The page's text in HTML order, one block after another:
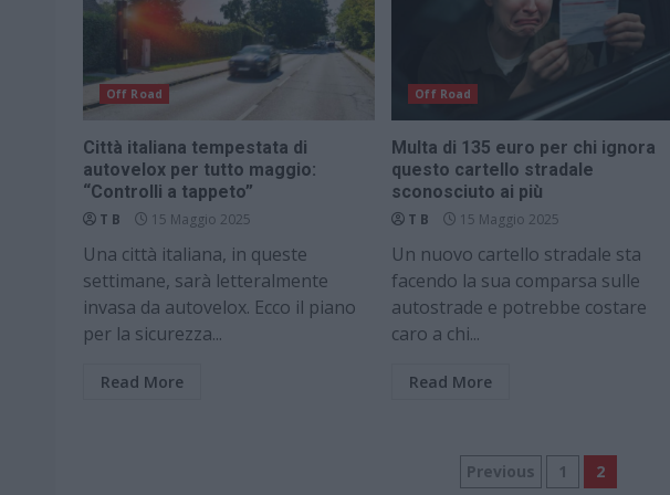
Off Road
Città italiana tempestata di
autovelox per tutto maggio:
“Controlli a tappeto”
T B 15 Maggio 2025
Una città italiana, in queste
settimane, sarà letteralmente
invasa da autovelox. Ecco il piano
per la sicurezza...
Read More
Off Road
Multa di 135 euro per chi ignora
questo cartello stradale
sconosciuto ai più
T B 15 Maggio 2025
Un nuovo cartello stradale sta
facendo la sua comparsa sulle
autostrade e potrebbe costare
caro a chi...
Read More
Paginazione
Previous 1 2